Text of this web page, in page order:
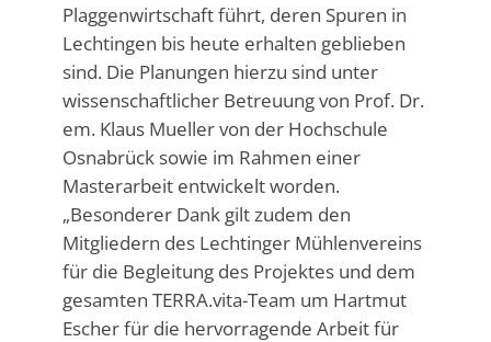
Plaggenwirtschaft führt, deren Spuren in
Lechtingen bis heute erhalten geblieben
sind. Die Planungen hierzu sind unter
wissenschaftlicher Betreuung von Prof. Dr.
em. Klaus Mueller von der Hochschule
Osnabrück sowie im Rahmen einer
Masterarbeit entwickelt worden.
„Besonderer Dank gilt zudem den
Mitgliedern des Lechtinger Mühlenvereins
für die Begleitung des Projektes und dem
gesamten TERRA.vita-Team um Hartmut
Escher für die hervorragende Arbeit für